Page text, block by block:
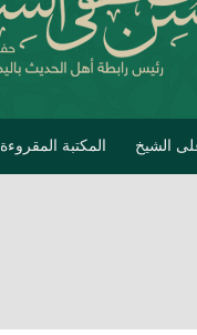
الشيخ المكتبة المقروءة